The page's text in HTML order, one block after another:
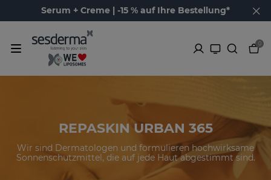
Serum + Creme | -15 % auf Ihre Bestellung*
0
REPASKIN URBAN 365
Wir sind Dermatologen und formulieren hochwirksame
Sonnenschutzmittel, die auf jede Haut abgestimmt sind.